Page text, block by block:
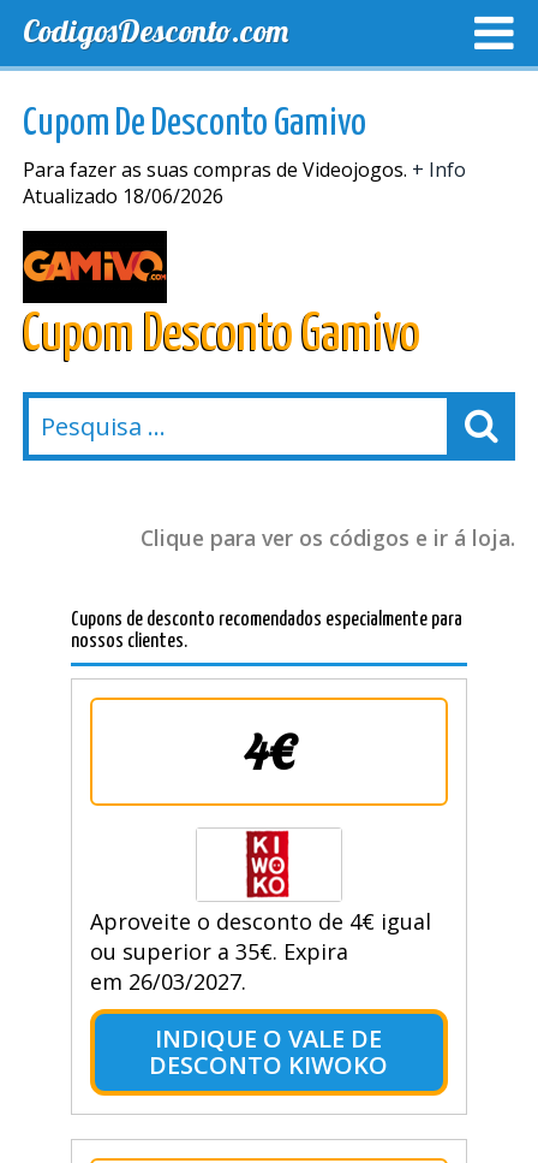
CodigosDesconto.com
Cupom De Desconto Gamivo
Para fazer as suas compras de Videojogos. + Info
Atualizado 18/06/2026
Cupom Desconto Gamivo
Clique para ver os códigos e ir á loja.
Cupons de desconto recomendados especialmente para
nossos clientes.
4€
Aproveite o desconto de 4€ igual
ou superior a 35€. Expira
em 26/03/2027.
INDIQUE O VALE DE
DESCONTO KIWOKO